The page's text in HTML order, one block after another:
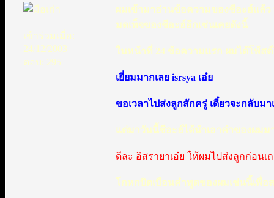
เข้าร่วมเมื่อ:
24/12/2003
ตอบ: 295
ผมเข้ามาอ่านข้อความของชีอะฮ์แล้
มดเท็จของชีอะฮ์อีกเช่นเคยดังนี้
ในหน้าที่ 24 ข้อความแรก ผมได้โพ้สต์
เยี่ยมมากเลย isrsya เอ๋ย
ขอเวลาไปส่งลูกสักครู่ เดี๋ยวจะกลับม
แต่มาวันนี้ชีอะฮ์ได้นำเอาคำของผมม
ดีละ อิสรายาเอ๋ย ให้ผมไปส่งลูกก่อนเ
โกหกบิดเบือนคำพูดของผมเช่นนี้เพื่อ